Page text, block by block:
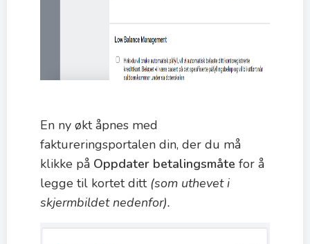
En ny økt åpnes med
faktureringsportalen din, der du må
klikke på Oppdater betalingsmåte for å
legge til kortet ditt (som uthevet i
skjermbildet nedenfor).